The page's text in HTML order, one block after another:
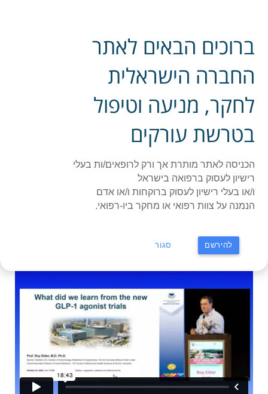
ההסתדרות הרפואית בישראל - החברה לחקר, מניעה
וטיפול בטרשת עורקים
ראשי » תעוד כנס או קורס »
What did we Learn from the New GLP1
Agonist Trials?
What did we Learn from the
New GLP1 Agonist Trials?
מרצה: Roy Eldor
Tel-Aviv Sourasky Medical Center; The Faculty of
תאריך: 23/10/2025
ברוכים הבאים לאתר
החברה הישראלית
לחקר, מניעה וטיפול
בטרשת עורקים
הכניסה לאתר מותרת אך ורק לרופאים/ות בעלי
רישיון לעסוק ברפואה בישראל
ו/או בעלי רישיון לעסוק ברוקחות ו/או אדם
הנמנה על צוות רפואי או מחקר ביו-רפואי.
להירשם סגור